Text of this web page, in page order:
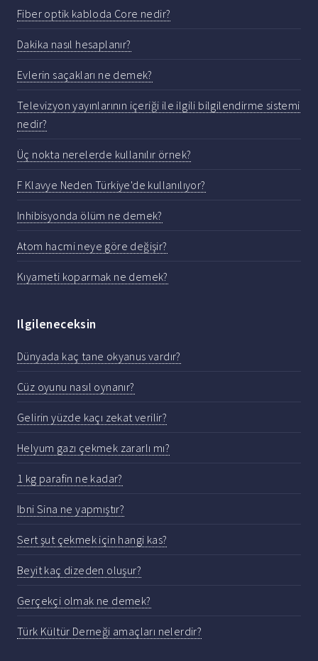
Fiber optik kabloda Core nedir?
Dakika nasıl hesaplanır?
Evlerin saçakları ne demek?
Televizyon yayınlarının içeriği ile ilgili bilgilendirme sistemi
nedir?
Üç nokta nerelerde kullanılır örnek?
F Klavye Neden Türkiye'de kullanılıyor?
Inhibisyonda ölüm ne demek?
Atom hacmi neye göre değişir?
Kıyameti koparmak ne demek?
Ilgileneceksin
Dünyada kaç tane okyanus vardır?
Cüz oyunu nasıl oynanır?
Gelirin yüzde kaçı zekat verilir?
Helyum gazı çekmek zararlı mı?
1 kg parafin ne kadar?
Ibni Sina ne yapmıştır?
Sert şut çekmek için hangi kas?
Beyit kaç dizeden oluşur?
Gerçekçi olmak ne demek?
Türk Kültür Derneği amaçları nelerdir?